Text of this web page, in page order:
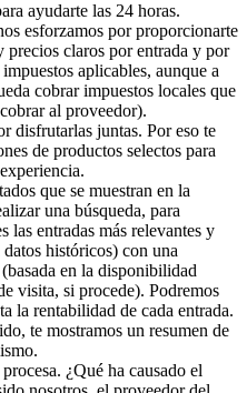
ayudarte las 24 horas.
esforzamos por proporcionarte
claros por entrada y por
aplicables, aunque a
cobrar impuestos locales que
al proveedor).
disfrutarlas juntas. Por eso te
de productos selectos para
que se muestran en la
una búsqueda, para
las entradas más relevantes y
históricos) con una
en la disponibilidad
visita, si procede). Podremos
la rentabilidad de cada entrada.
te mostramos un resumen de
¿Qué ha causado el